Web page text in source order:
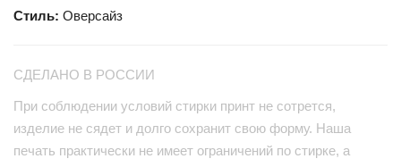
Стиль: Оверсайз
СДЕЛАНО В РОССИИ
При соблюдении условий стирки принт не сотрется,
изделие не сядет и долго сохранит свою форму. Наша
печать практически не имеет ограничений по стирке, а